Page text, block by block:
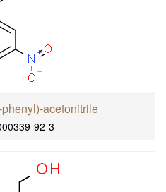
acetonitrile
92-3